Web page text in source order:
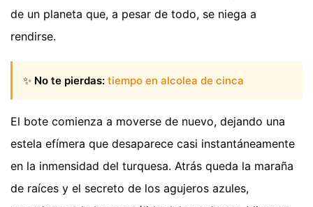
de un planeta que, a pesar de todo, se niega a
rendirse.
✨ No te pierdas: tiempo en alcolea de cinca
El bote comienza a moverse de nuevo, dejando una
estela efímera que desaparece casi instantáneamente
en la inmensidad del turquesa. Atrás queda la maraña
de raíces y el secreto de los agujeros azules,